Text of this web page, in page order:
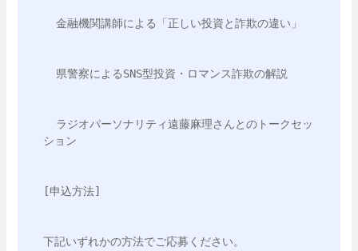
  金融機関講師による「正しい投資と詐欺の違い」
  県警察によるSNS型投資・ロマンス詐欺の解説
ション
[申込方法]
下記いずれかの方法でご応募ください。